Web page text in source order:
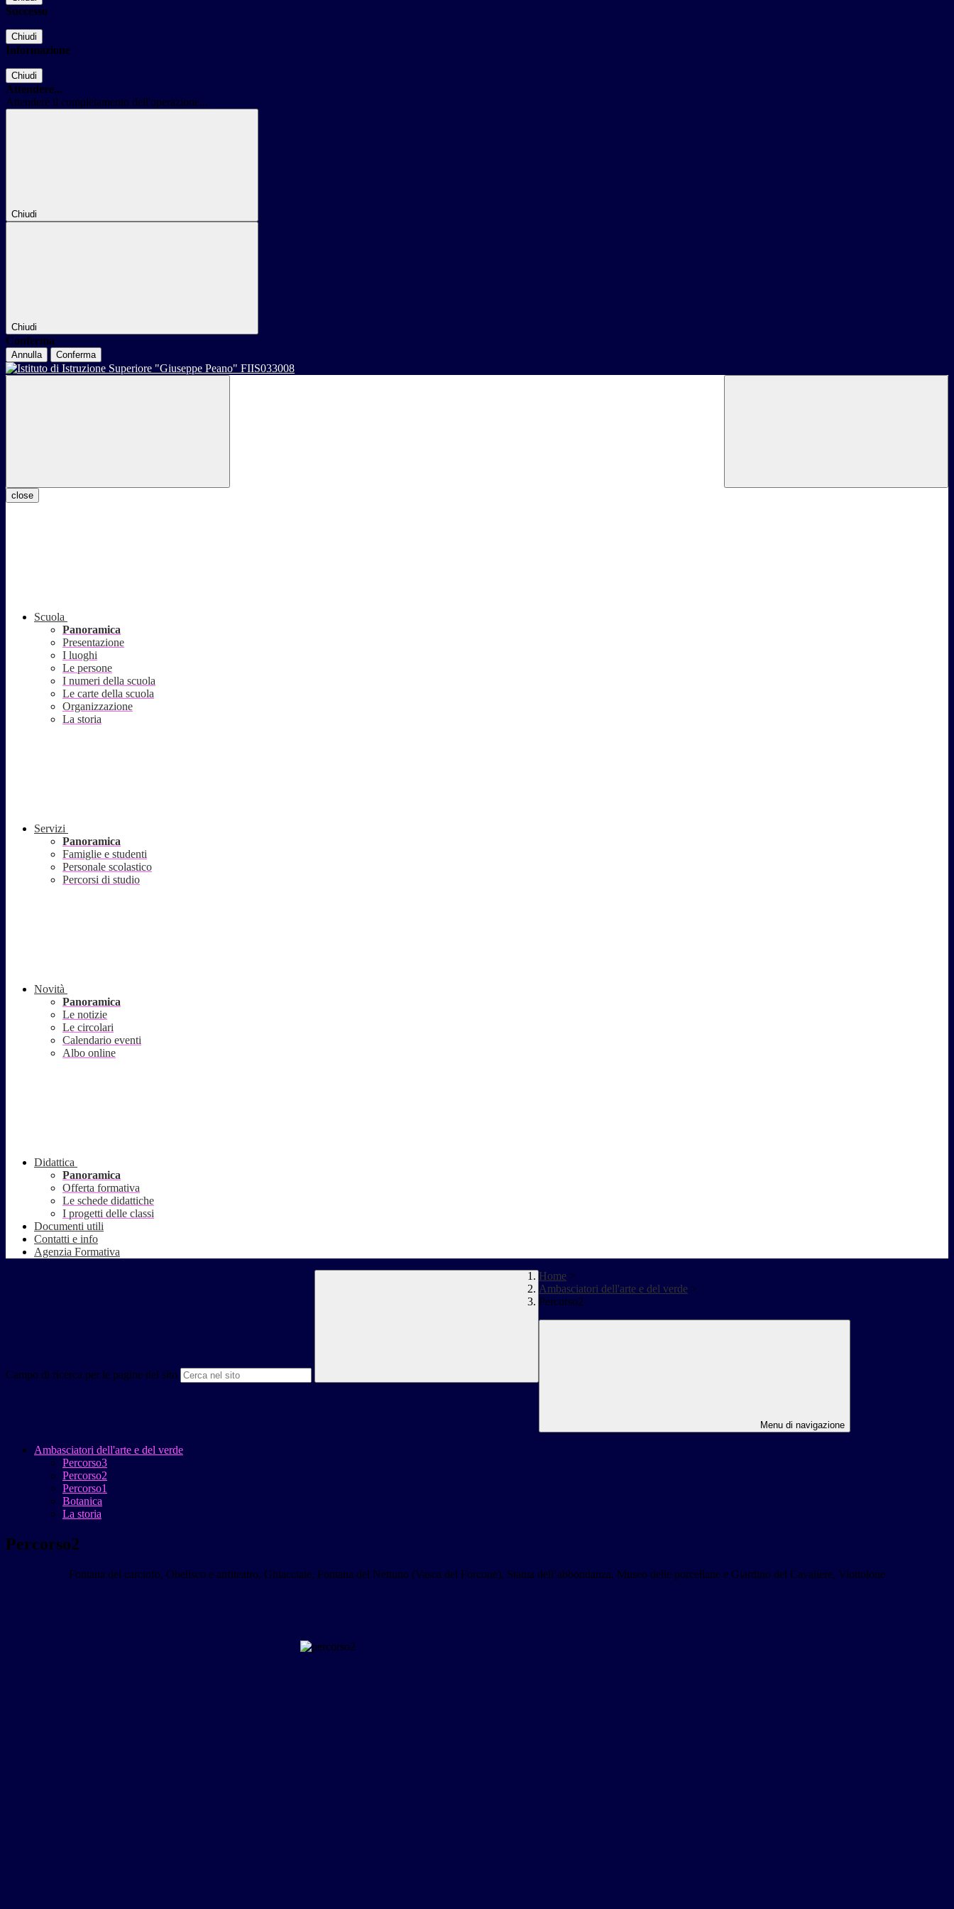
Successo
Chiudi
Informazione
Chiudi
Attendere...
Attendere il completamento dell'operazione...
Chiudi
Chiudi
Conferma
Annulla Conferma
close
Scuola
Panoramica
Presentazione
I luoghi
Le persone
I numeri della scuola
Le carte della scuola
Organizzazione
La storia
Servizi
Panoramica
Famiglie e studenti
Personale scolastico
Percorsi di studio
Novità
Panoramica
Le notizie
Le circolari
Calendario eventi
Albo online
Didattica
Panoramica
Offerta formativa
Le schede didattiche
I progetti delle classi
Documenti utili
Contatti e info
Agenzia Formativa
Campo di ricerca per le pagine del sito
Home >
Ambasciatori dell'arte e del verde >
Percorso2
Menu di navigazione
Ambasciatori dell'arte e del verde
Percorso3
Percorso2
Percorso1
Botanica
La storia
Percorso2
Fontana del carciofo, Obelisco e anfiteatro, Ghiacciaie, Fontana del Nettuno (Vasca del Forcone), Statua dell’abbondanza, Museo delle porcellane e Giardino del Cavaliere, Viottolone